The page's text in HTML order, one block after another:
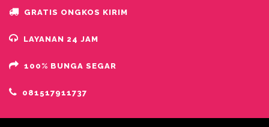
GRATIS ONGKOS KIRIM
LAYANAN 24 JAM
100% BUNGA SEGAR
081517911737